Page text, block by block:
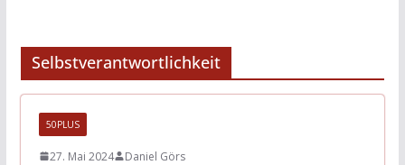
Selbstverantwortlichkeit
50PLUS
27. Mai 2024 Daniel Görs